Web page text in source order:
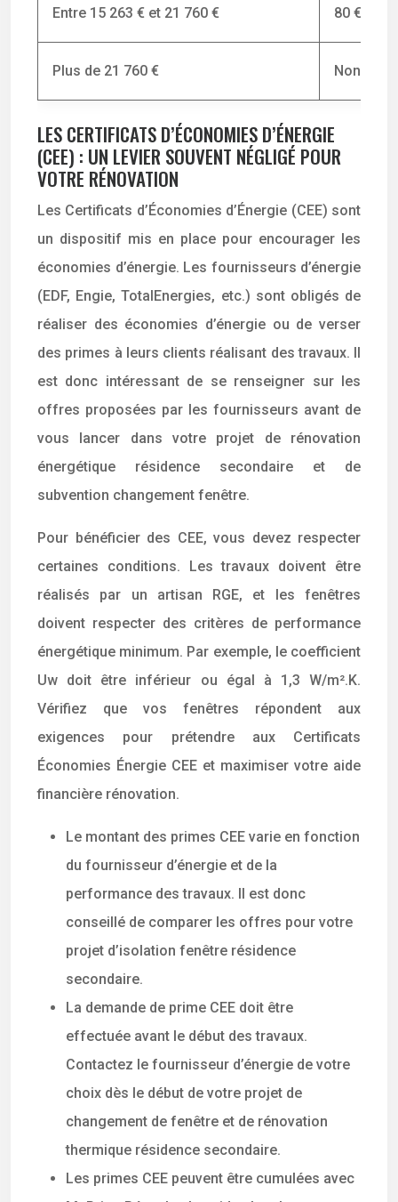
Entre 15 263 € et 21 760 € 80 €
Plus de 21 760 € Non
LES CERTIFICATS D’ÉCONOMIES D’ÉNERGIE
(CEE) : UN LEVIER SOUVENT NÉGLIGÉ POUR
VOTRE RÉNOVATION
Les Certificats d’Économies d’Énergie (CEE) sont
un dispositif mis en place pour encourager les
économies d’énergie. Les fournisseurs d’énergie
(EDF, Engie, TotalEnergies, etc.) sont obligés de
réaliser des économies d’énergie ou de verser
des primes à leurs clients réalisant des travaux. Il
est donc intéressant de se renseigner sur les
offres proposées par les fournisseurs avant de
vous lancer dans votre projet de rénovation
énergétique résidence secondaire et de
subvention changement fenêtre.
Pour bénéficier des CEE, vous devez respecter
certaines conditions. Les travaux doivent être
réalisés par un artisan RGE, et les fenêtres
doivent respecter des critères de performance
énergétique minimum. Par exemple, le coefficient
Uw doit être inférieur ou égal à 1,3 W/m².K.
Vérifiez que vos fenêtres répondent aux
exigences pour prétendre aux Certificats
Économies Énergie CEE et maximiser votre aide
financière rénovation.
Le montant des primes CEE varie en fonction
du fournisseur d’énergie et de la
performance des travaux. Il est donc
conseillé de comparer les offres pour votre
projet d’isolation fenêtre résidence
secondaire.
La demande de prime CEE doit être
effectuée avant le début des travaux.
Contactez le fournisseur d’énergie de votre
choix dès le début de votre projet de
changement de fenêtre et de rénovation
thermique résidence secondaire.
Les primes CEE peuvent être cumulées avec